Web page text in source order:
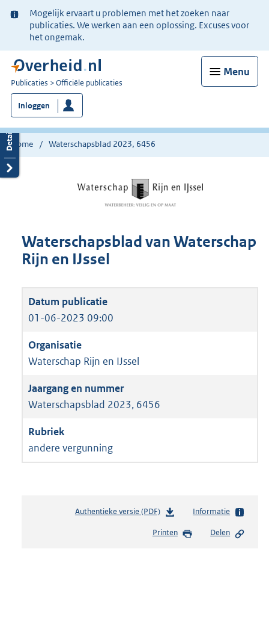
Ter
informatie:
Mogelijk ervaart u problemen met het zoeken naar
publicaties. We werken aan een oplossing. Excuses voor
het ongemak.
Menu
U
bent
nu
hier:
Publicaties Officiële publicaties
Inloggen
Home Waterschapsblad 2023, 6456
Waterschapsblad van Waterschap
Rijn en IJssel
01-06-2023 09:00
Waterschap Rijn en IJssel
Waterschapsblad 2023, 6456
andere vergunning
Authentieke versie (PDF)b
s
Informatie
Printen Delen